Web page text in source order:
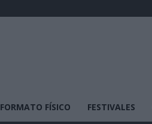
FORMATO FÍSICO FESTIVALES